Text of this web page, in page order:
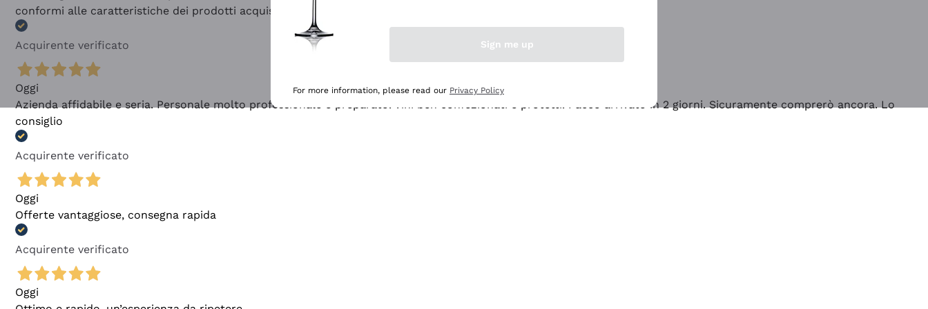
conformi alle caratteristiche dei prodotti acquistati
Acquirente verificato
Oggi
Azienda affidabile e seria. Personale molto professionale e preparato. Vini ben confezionati e protetti. Pacco arrivato in 2 giorni. Sicuramente comprerò ancora. Lo
consiglio
Acquirente verificato
Oggi
Offerte vantaggiose, consegna rapida
Acquirente verificato
Oggi
Sign me up
For more information, please read our Privacy Policy